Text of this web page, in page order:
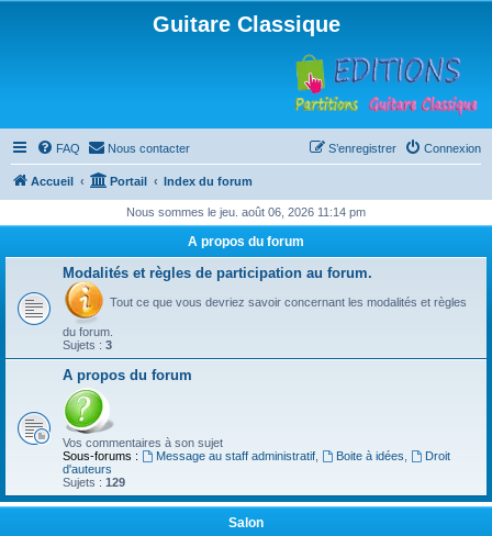
Guitare Classique
FAQ Nous contacter Connexion
S’enregistrer
Accueil Portail Index du forum
Nous sommes le jeu. août 06, 2026 11:14 pm
A propos du forum
Modalités et règles de participation au forum.
Tout ce que vous devriez savoir concernant les modalités et règles
du forum.
Sujets : 3
A propos du forum
Vos commentaires à son sujet
Sous-forums :
Message au staff administratif, Boite à idées
Droit
d'auteurs
Sujets : 129
Salon